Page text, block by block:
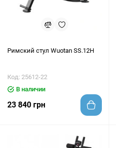
Римский стул Wuotan SS.12H
Код: 25612-22
В наличии
23 840 грн